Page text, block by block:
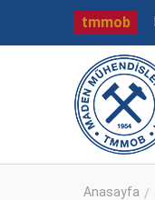
tmmob
Anasayfa